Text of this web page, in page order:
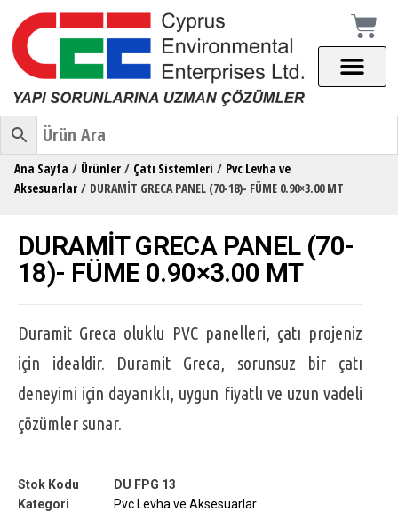
Ana Sayfa / Ürünler / Çatı Sistemleri / Pvc Levha ve
Aksesuarlar / DURAMİT GRECA PANEL (70-18)- FÜME 0.90×3.00 MT
DURAMİT GRECA PANEL (70-
18)- FÜME 0.90×3.00 MT
Duramit Greca oluklu PVC panelleri, çatı projeniz
için idealdir. Duramit Greca, sorunsuz bir çatı
deneyimi için dayanıklı, uygun fiyatlı ve uzun vadeli
çözümler sunar.
Stok Kodu
DU FPG 13
Kategori
Pvc Levha ve Aksesuarlar